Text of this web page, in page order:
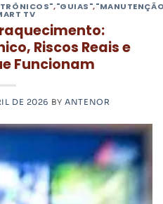
,"GUIAS",
TV
Riscos Reais e
Funcionam
DE 2026 BYANTENOR